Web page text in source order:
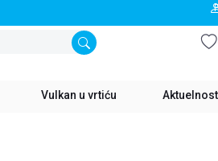
BESPLATNA DOSTAVA ZA
Vulkan u vrtiću